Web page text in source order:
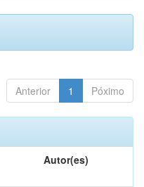
Anterior 1 Póximo
Autor(es)